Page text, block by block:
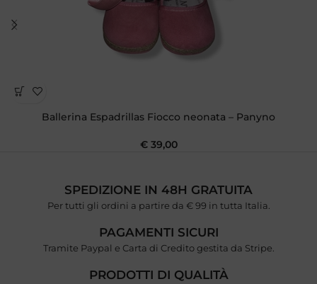
Ballerina Espadrillas Fiocco neonata – Panyno
€39,00
SPEDIZIONE IN 48H GRATUITA
Per tutti gli ordini a partire da € 99 in tutta Italia.
PAGAMENTI SICURI
Tramite Paypal e Carta di Credito gestita da Stripe.
PRODOTTI DI QUALITÀ